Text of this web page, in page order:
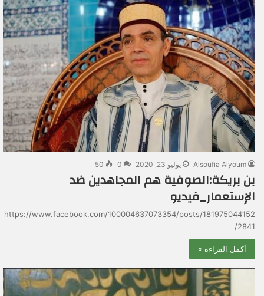
Alsoufia Alyoum يوليو 23, 2020 0
50
بن بريكة:الصوفية هم المجاهدين ضد
الإستعمار_فيديو
https://www.facebook.com/100004637073354/posts/181975044152
2841/
أكمل القراءة »